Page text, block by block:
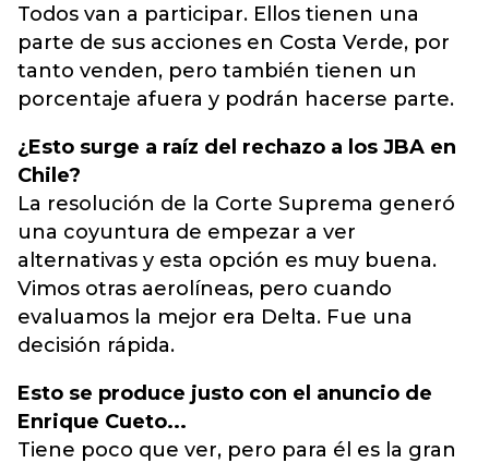
Todos van a participar. Ellos tienen una
parte de sus acciones en Costa Verde, por
tanto venden, pero también tienen un
porcentaje afuera y podrán hacerse parte.
¿Esto surge a raíz del rechazo a los JBA en
Chile?
La resolución de la Corte Suprema generó
una coyuntura de empezar a ver
alternativas y esta opción es muy buena.
Vimos otras aerolíneas, pero cuando
evaluamos la mejor era Delta. Fue una
decisión rápida.
Esto se produce justo con el anuncio de
Enrique Cueto...
Tiene poco que ver, pero para él es la gran